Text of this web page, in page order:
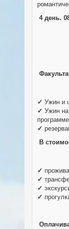
4 день.
✓ Ужин и
✓ Ужин на
✓
В
✓
✓
✓
✓